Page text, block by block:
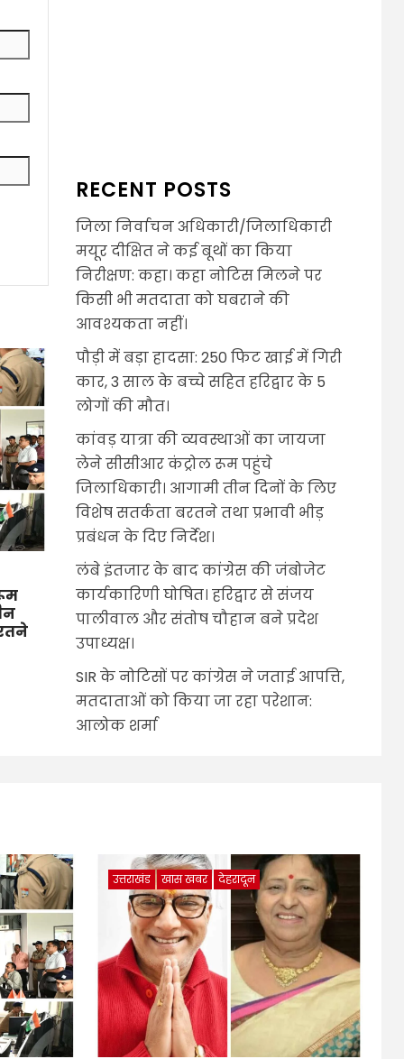
RECENT POSTS
जिला निर्वाचन अधिकारी/जिलाधिकारी
मयूर दीक्षित ने कई बूथों का किया
निरीक्षण: कहा। कहा नोटिस मिलने पर
किसी भी मतदाता को घबराने की
आवश्यकता नहीं।
पौड़ी में बड़ा हादसा: 250 फिट खाई में गिरी
कार, 3 साल के बच्चे सहित हरिद्वार के 5
लोगों की मौत।
कांवड़ यात्रा की व्यवस्थाओं का जायजा
लेने सीसीआर कंट्रोल रूम पहुंचे
जिलाधिकारी। आगामी तीन दिनों के लिए
विशेष सतर्कता बरतने तथा प्रभावी भीड़
प्रबंधन के दिए निर्देश।
लंबे इंतजार के बाद कांग्रेस की जंबोजेट
कार्यकारिणी घोषित। हरिद्वार से संजय
पालीवाल और संतोष चौहान बने प्रदेश
उपाध्यक्ष।
SIR के नोटिसों पर कांग्रेस ने जताई आपत्ति,
मतदाताओं को किया जा रहा परेशान:
आलोक शर्मा
उत्तराखंड खास खबर देहरादून